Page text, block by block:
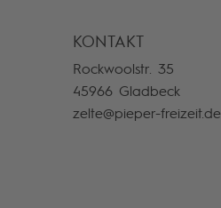
KONTAKT
Rockwoolstr. 35
45966 Gladbeck
zelte@pieper-freizeit.de